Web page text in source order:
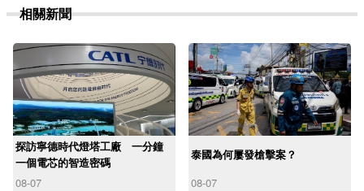
相關新聞
探訪寧德時代燈塔工廠 一分鐘
一個電芯的智造密碼
08-07
泰國為何屢發槍擊案？
08-07